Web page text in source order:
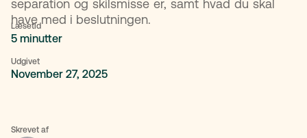
separation og skilsmisse er, samt hvad du skal
have med i beslutningen.
Læsetid
5 minutter
Udgivet
November 27, 2025
Skrevet af